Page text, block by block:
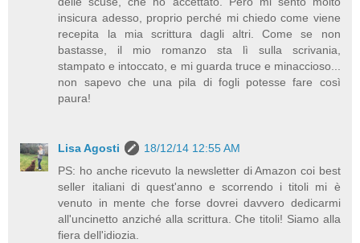
insicura adesso, proprio perché mi chiedo come viene
recepita la mia scrittura dagli altri. Come se non
bastasse, il mio romanzo sta lì sulla scrivania,
stampato e intoccato, e mi guarda truce e minaccioso...
non sapevo che una pila di fogli potesse fare così
paura!
Lisa Agosti
18/12/14 12:55 AM
PS: ho anche ricevuto la newsletter di Amazon coi best
seller italiani di quest'anno e scorrendo i titoli mi è
venuto in mente che forse dovrei davvero dedicarmi
all'uncinetto anziché alla scrittura. Che titoli! Siamo alla
fiera dell'idiozia.